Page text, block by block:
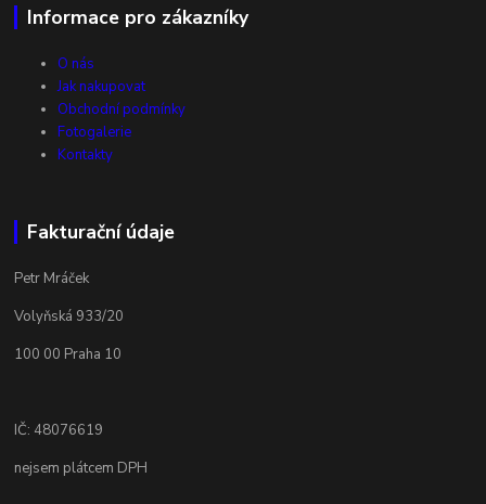
Informace pro zákazníky
O nás
Jak nakupovat
Obchodní podmínky
Fotogalerie
Kontakty
Fakturační údaje
Petr Mráček
Volyňská 933/20
100 00 Praha 10
IČ: 48076619
nejsem plátcem DPH